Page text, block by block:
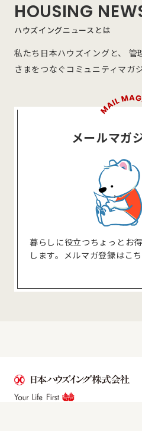
HOUSING
ハウズイングニュースとは
私たち日本ハウズイングと、
さまをつなぐコミュニティマガジ
メールマガ
暮らしに役⽴つちょっとお
します。メルマガ登録はこ